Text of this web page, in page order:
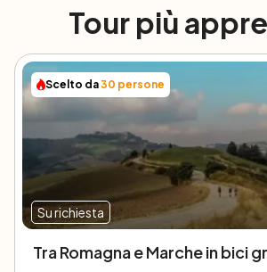
Tour più
Scelto da30 persone
Su richiesta
Tra Romagna e Marche in bici